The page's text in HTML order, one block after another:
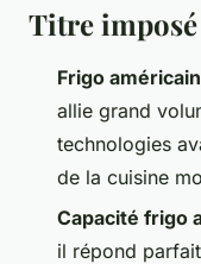
Titre imposé
Frigo américain
allie grand
technologies
de la cuisine
Capacité frigo
il répond